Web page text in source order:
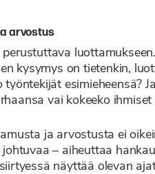
arvostus
perustuttava
kysymys on tietenkin,
työntekijät esimieheensä?
vai kokeeko
ja arvostusta ei
johtuvaa – aiheuttaa
näyttää olevan